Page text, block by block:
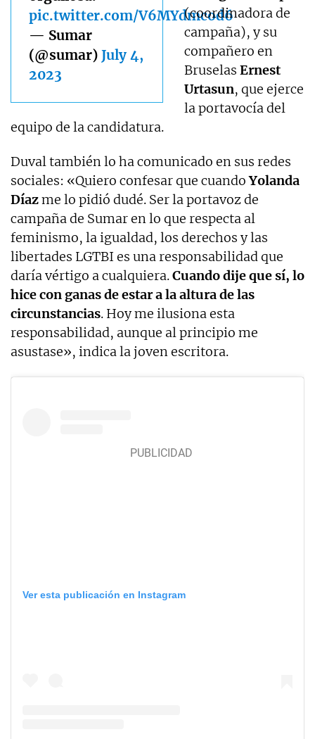
pic.twitter.com/V6MYdmcod6
— Sumar
(@sumar) July 4,
2023
(coordinadora de
campaña), y su
compañero en
BruselasErnest
Urtasun, que ejerce
la portavocía del
equipo de la candidatura.
Duval también lo ha comunicado en sus redes
sociales: «Quiero confesar que cuandoYolanda
Díazme lo pidió dudé. Ser la portavoz de
campaña de Sumar en lo que respecta al
feminismo, la igualdad, los derechos y las
libertades LGTBI es una responsabilidad que
daría vértigo a cualquiera.Cuando dije que sí, lo
hice con ganas de estar a la altura de las
circunstancias. Hoy me ilusiona esta
responsabilidad, aunque al principio me
asustase», indica la joven escritora.
Ver esta publicación en Instagram